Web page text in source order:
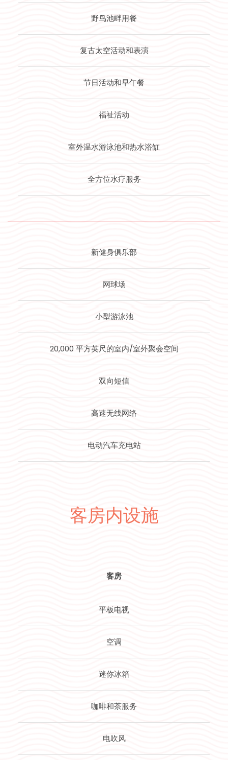
野鸟池畔用餐
复古太空活动和表演
节日活动和早午餐
福祉活动
室外温水游泳池和热水浴缸
全方位水疗服务
新健身俱乐部
网球场
小型游泳池
20,000 平方英尺的室内/室外聚会空间
双向短信
高速无线网络
电动汽车充电站
客房内设施
客房
平板电视
空调
迷你冰箱
咖啡和茶服务
电吹风